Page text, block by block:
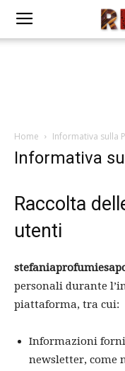
Home Informativa sulla
Informativa
Raccolta
utenti
personali durante
piattaforma, tra cui:
Informazioni
newsletter, come